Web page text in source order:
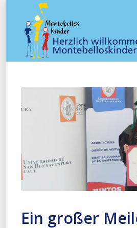
Ein großer